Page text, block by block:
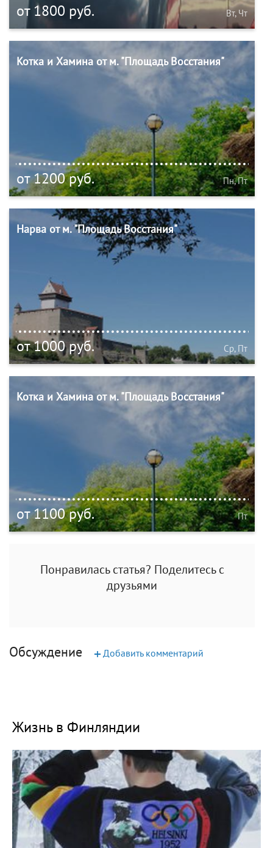
от 1800 руб. Вт, Чт
Котка и Хамина от м. "Площадь Восстания"
от 1200 руб. Пн, Пт
Нарва от м. "Площадь Восстания"
от 1000 руб. Ср, Пт
Котка и Хамина от м. "Площадь Восстания"
от 1100 руб. Пт
Понравилась статья? Поделитесь с
друзьями
Обсуждение +Добавить комментарий
Жизнь в Финляндии